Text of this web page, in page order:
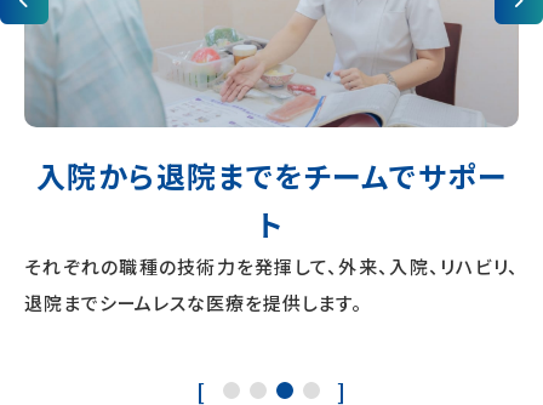
入院から退院までをチームでサポー
ト
それぞれの職種の技術力を発揮して、外来、入院、リハビリ、
退院までシームレスな医療を提供します。
継続的なリハビリテーション
健康な明日への手助けとして、急性期から在宅まで
ないケアで心強く継続的なケアを提供します。